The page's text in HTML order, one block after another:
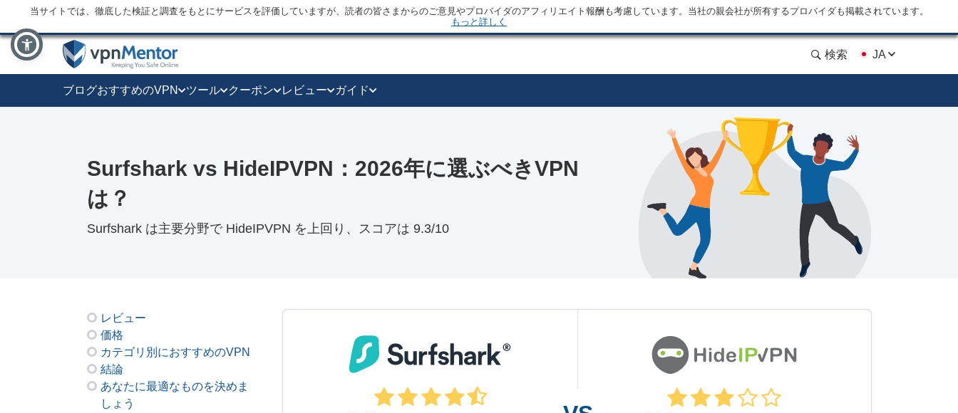
当サイトでは、徹底した検証と調査をもとにサービスを評価していますが、読者の皆さまからのご意見やプロバイダのアフィリエイト報酬も考慮しています。当社の親会社が所有するプロバイダも掲載されています。
もっと詳しく
検索 JA
ブログおすすめのVPN ツール クーポン レビュー ガイド
Surfshark vs HideIPVPN：2026年に選ぶべきVPN
は？
Surfshark は主要分野で HideIPVPN を上回り、スコアは 9.3/10
レビュー
価格
カテゴリ別におすすめのVPN
結論
あなたに最適なものを決めま
しょう